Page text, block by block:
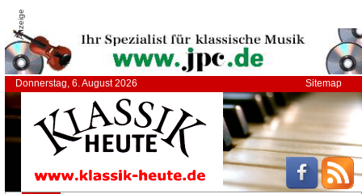
Anzeige
Donnerstag, 6. August 2026 Sitemap